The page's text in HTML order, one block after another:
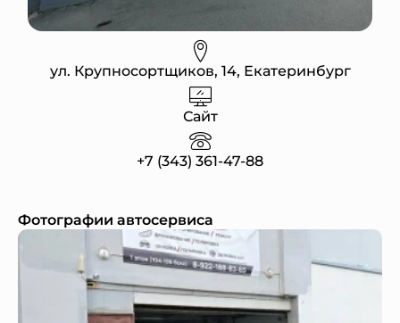
ул. Крупносортщиков, 14, Екатеринбург
Сайт
+7 (343) 361-47-88
Фотографии автосервиса